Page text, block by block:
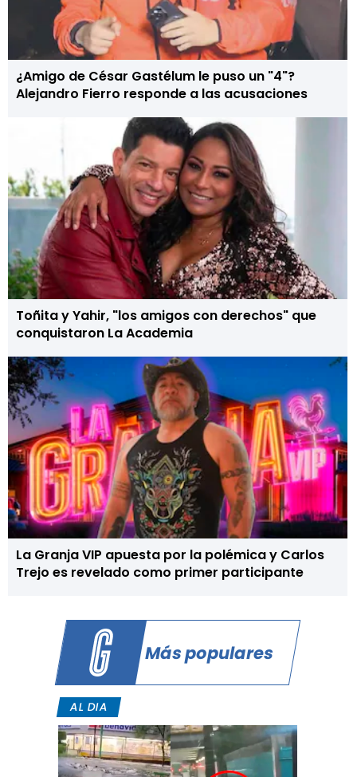
¿Amigo de César Gastélum le puso un "4"?
Alejandro Fierro responde a las acusaciones
Toñita y Yahir, "los amigos con derechos" que
conquistaron La Academia
La Granja VIP apuesta por la polémica y Carlos
Trejo es revelado como primer participante
Más populares
AL DIA